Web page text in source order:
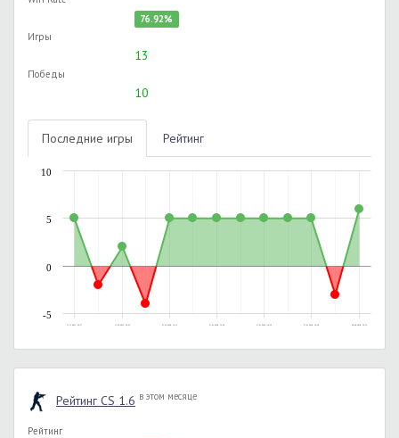
76.92%
Игры
13
Победы
10
Последние игры Рейтинг
17.11.2013, 20:17 17.02.2015, 20:55 27.01.2018, 12:13 27.01.2018, 13:30 27.01.2018, 14:52 27.01.2018, 16:54 08.04.2018, 16:13
-5
0
5
10
Рейтинг CS 1.6 в этом месяце
Рейтинг